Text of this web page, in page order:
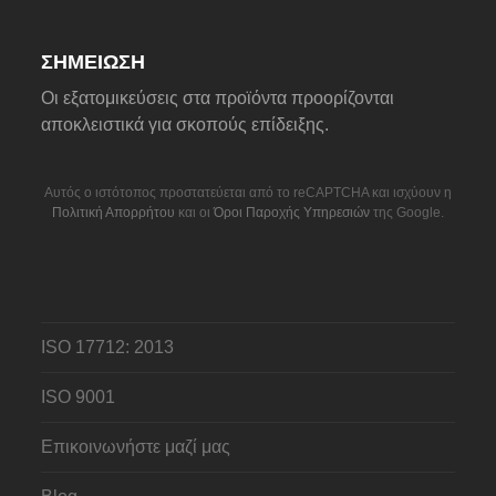
ΣΗΜΕΊΩΣΗ
Οι εξατομικεύσεις στα προϊόντα προορίζονται
αποκλειστικά για σκοπούς επίδειξης.
Αυτός ο ιστότοπος προστατεύεται από το reCAPTCHA και ισχύουν η
Πολιτική Απορρήτου και οιΌροι Παροχής Υπηρεσιών της Google.
ISO 17712: 2013
ISO 9001
Επικοινωνήστε μαζί μας